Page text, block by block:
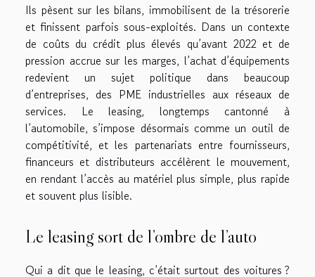
Ils pèsent sur les bilans, immobilisent de la trésorerie
et finissent parfois sous-exploités. Dans un contexte
de coûts du crédit plus élevés qu’avant 2022 et de
pression accrue sur les marges, l’achat d’équipements
redevient un sujet politique dans beaucoup
d’entreprises, des PME industrielles aux réseaux de
services. Le leasing, longtemps cantonné à
l’automobile, s’impose désormais comme un outil de
compétitivité, et les partenariats entre fournisseurs,
financeurs et distributeurs accélèrent le mouvement,
en rendant l’accès au matériel plus simple, plus rapide
et souvent plus lisible.
Le leasing sort de l’ombre de l’auto
Qui a dit que le leasing, c’était surtout des voitures ?